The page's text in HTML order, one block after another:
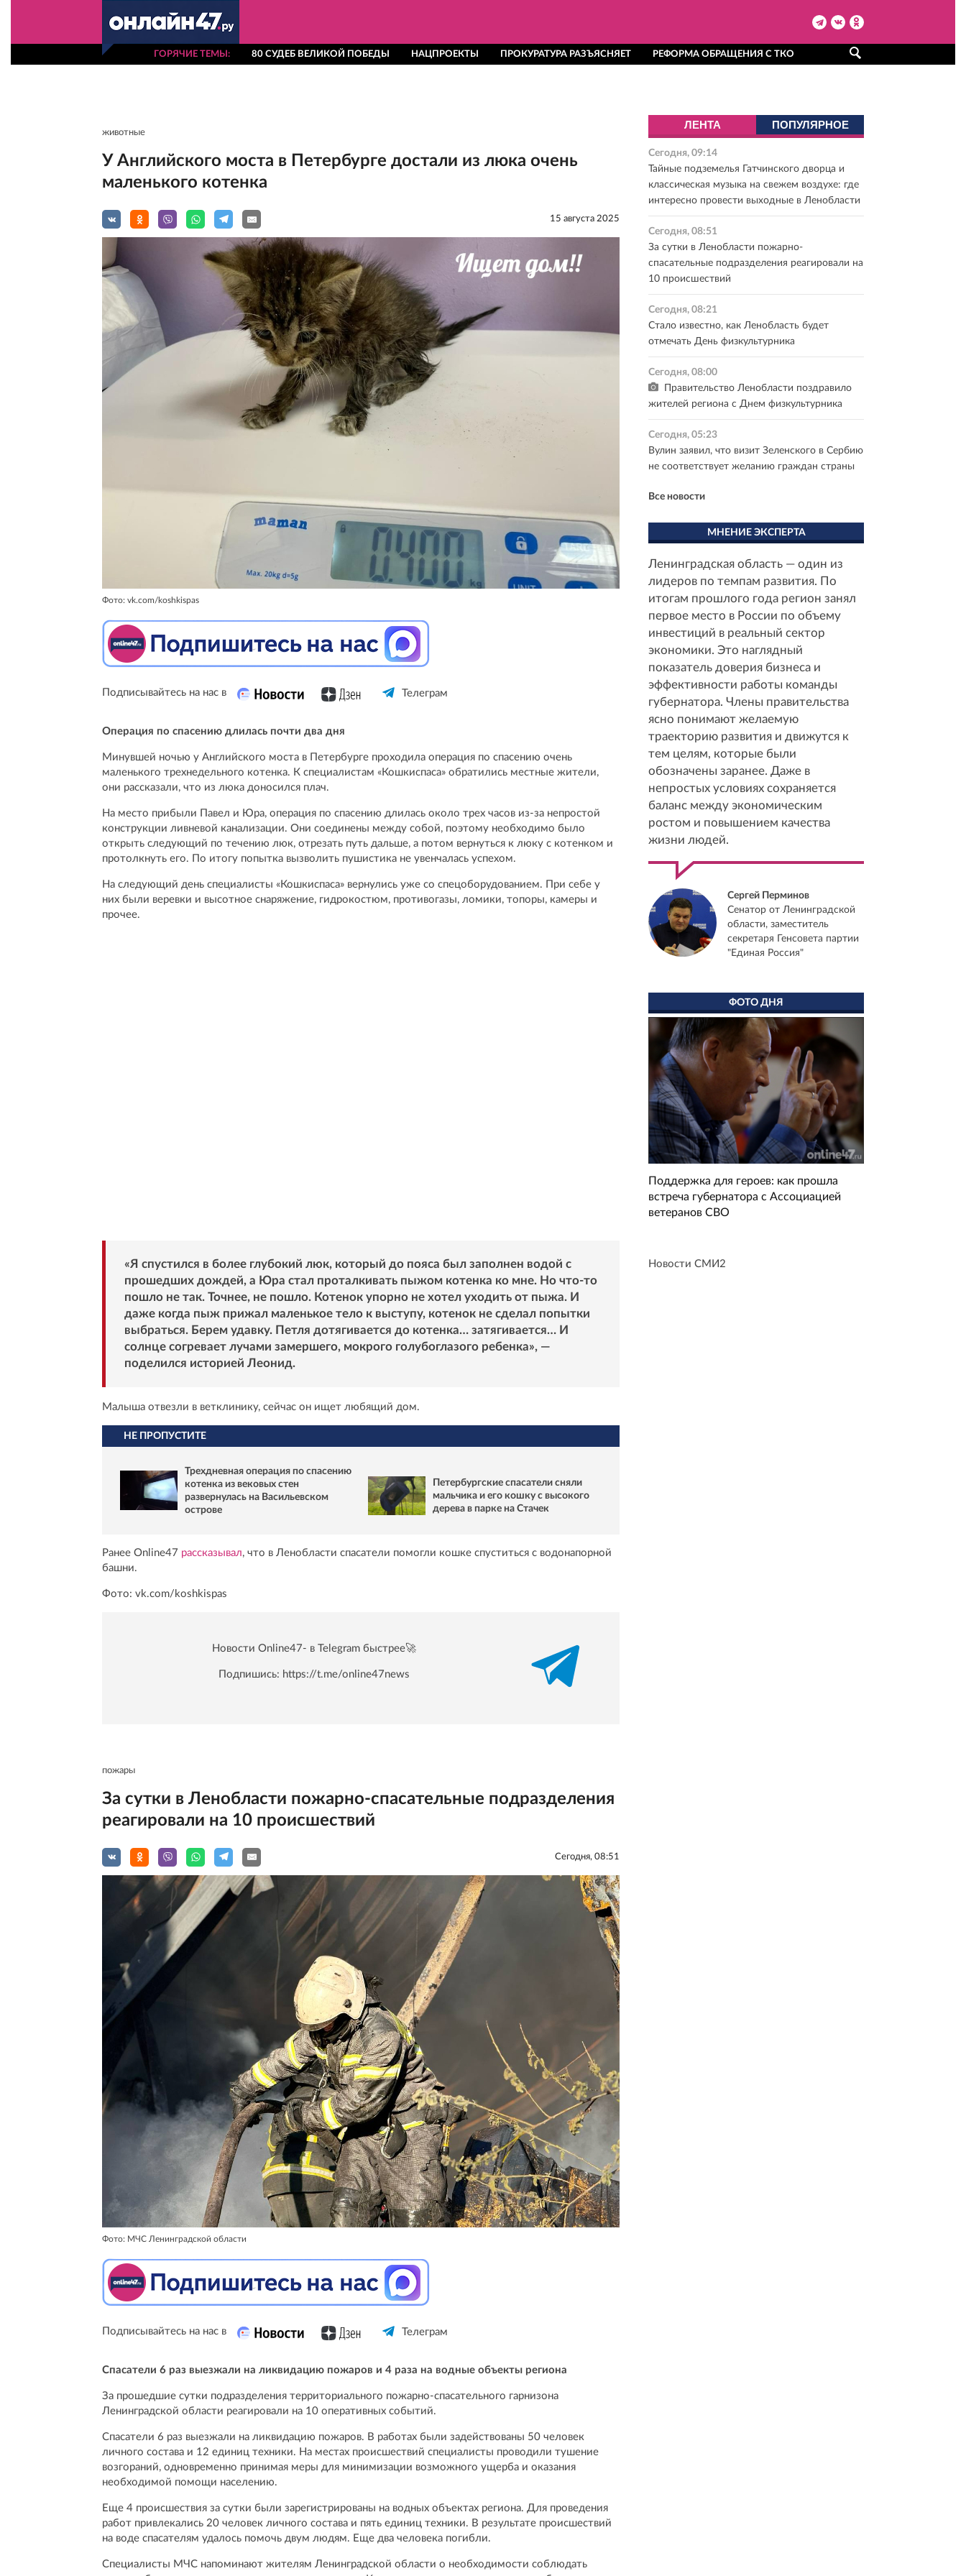
ГОРЯЧИЕ ТЕМЫ 80 СУДЕБ ВЕЛИКОЙ ПОБЕДЫ НАЦПРОЕКТЫ ПРОКУРАТУРА РАЗЪЯСНЯЕТ РЕФОРМА ОБРАЩЕНИЯ С ТКО
животные
У Английского моста в Петербурге достали из люка очень
маленького котенка
15 августа 2025
Фото: vk.com/koshkispas
Подписывайтесь на нас в Телеграм
Операция по спасению длилась почти два дня
Минувшей ночью у Английского моста в Петербурге проходила операция по спасению очень
маленького трехнедельного котенка. К специалистам «Кошкиспаса» обратились местные жители,
они рассказали, что из люка доносился плач.
На место прибыли Павел и Юра, операция по спасению длилась около трех часов из-за непростой
конструкции ливневой канализации. Они соединены между собой, поэтому необходимо было
открыть следующий по течению люк, отрезать путь дальше, а потом вернуться к люку с котенком и
протолкнуть его. По итогу попытка вызволить пушистика не увенчалась успехом.
На следующий день специалисты «Кошкиспаса» вернулись уже со спецоборудованием. При себе у
них были веревки и высотное снаряжение, гидрокостюм, противогазы, ломики, топоры, камеры и
прочее.
«Я спустился в более глубокий люк, который до пояса был заполнен водой с
прошедших дождей, а Юра стал проталкивать пыжом котенка ко мне. Но что-то
пошло не так. Точнее, не пошло. Котенок упорно не хотел уходить от пыжа. И
даже когда пыж прижал маленькое тело к выступу, котенок не сделал попытки
выбраться. Берем удавку. Петля дотягивается до котенка… затягивается… И
солнце согревает лучами замершего, мокрого голубоглазого ребенка», —
поделился историей Леонид.
Малыша отвезли в ветклинику, сейчас он ищет любящий дом.
НЕ ПРОПУСТИТЕ
Трехдневная операция по спасению
котенка из вековых стен
развернулась на Васильевском
острове
Петербургские спасатели сняли
мальчика и его кошку с высокого
дерева в парке на Стачек
Ранее Online47 рассказывал, что в Ленобласти спасатели помогли кошке спуститься с водонапорной
башни.
Фото: vk.com/koshkispas
Новости Online47- в Telegram быстрее🚀
Подпишись: https://t.me/online47news
пожары
За сутки в Ленобласти пожарно-спасательные подразделения
реагировали на 10 происшествий
Сегодня, 08:51
Фото: МЧС Ленинградской области
Подписывайтесь на нас в Телеграм
Спасатели 6 раз выезжали на ликвидацию пожаров и 4 раза на водные объекты региона
За прошедшие сутки подразделения территориального пожарно-спасательного гарнизона
Ленинградской области реагировали на 10 оперативных событий.
Спасатели 6 раз выезжали на ликвидацию пожаров. В работах были задействованы 50 человек
личного состава и 12 единиц техники. На местах происшествий специалисты проводили тушение
возгораний, одновременно принимая меры для минимизации возможного ущерба и оказания
необходимой помощи населению.
Еще 4 происшествия за сутки были зарегистрированы на водных объектах региона. Для проведения
работ привлекались 20 человек личного состава и пять единиц техники. В результате происшествий
на воде спасателям удалось помочь двум людям. Еще два человека погибли.
Специалисты МЧС напоминают жителям Ленинградской области о необходимости соблюдать
ЛЕНТА ПОПУЛЯРНОЕ
Сегодня, 09:14
Тайные подземелья Гатчинского дворца и
классическая музыка на свежем воздухе: где
интересно провести выходные в Ленобласти
Сегодня, 08:51
За сутки в Ленобласти пожарно-
спасательные подразделения реагировали на
10 происшествий
Сегодня, 08:21
Стало известно, как Ленобласть будет
отмечать День физкультурника
Сегодня, 08:00
Правительство Ленобласти поздравило
жителей региона с Днем физкультурника
Сегодня, 05:23
Вулин заявил, что визит Зеленского в Сербию
не соответствует желанию граждан страны
Все новости
МНЕНИЕ ЭКСПЕРТА
Ленинградская область — один из
лидеров по темпам развития. По
итогам прошлого года регион занял
первое место в России по объему
инвестиций в реальный сектор
экономики. Это наглядный
показатель доверия бизнеса и
эффективности работы команды
губернатора. Члены правительства
ясно понимают желаемую
траекторию развития и движутся к
тем целям, которые были
обозначены заранее. Даже в
непростых условиях сохраняется
баланс между экономическим
ростом и повышением качества
жизни людей.
Сергей Перминов
Сенатор от Ленинградской
области, заместитель
секретаря Генсовета партии
"Единая Россия"
ФОТО ДНЯ
Поддержка для героев: как прошла
встреча губернатора с Ассоциацией
ветеранов СВО
Новости СМИ2